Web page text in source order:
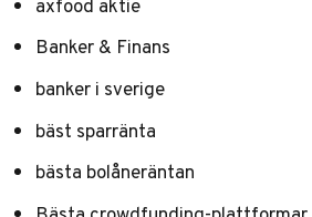
Banker & Finans
banker i sverige
bäst sparränta
bästa bolåneräntan